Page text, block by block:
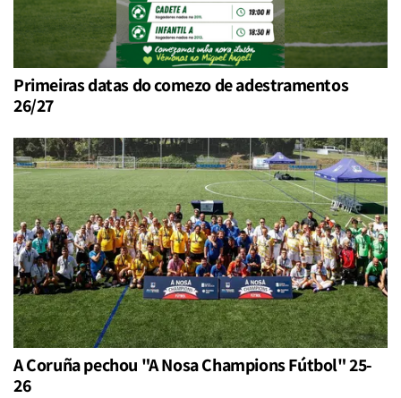
Primeiras datas do comezo de adestramentos
26/27
A Coruña pechou "A Nosa Champions Fútbol" 25-
26